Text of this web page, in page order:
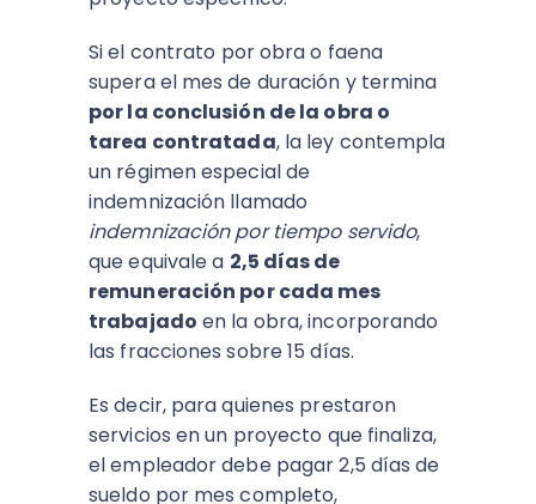
Si el contrato por obra o faena
supera el mes de duración y termina
por la conclusión de la obra o
tarea contratada, la ley contempla
un régimen especial de
indemnización llamado
indemnización por tiempo servido,
que equivale a 2,5 días de
remuneración por cada mes
trabajado en la obra, incorporando
las fracciones sobre 15 días.
Es decir, para quienes prestaron
servicios en un proyecto que finaliza,
el empleador debe pagar 2,5 días de
sueldo por mes completo,